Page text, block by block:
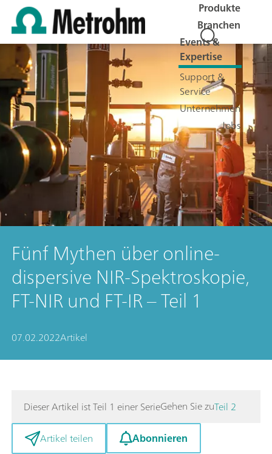
Produkte
Branchen
Events &
Expertise
Support &
Service
Unternehmen
Jobs
Fünf Mythen über online-
dispersive NIR-Spektroskopie,
FT-NIR und FT-IR – Teil 1
07.02.2022Artikel
Dieser Artikel ist Teil 1 einer SerieGehen Sie zuTeil 2
Artikel teilen
Abonnieren